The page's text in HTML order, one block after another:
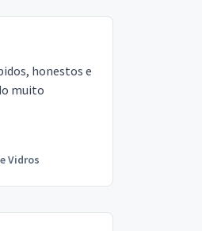
honestos e
muito
Vidros